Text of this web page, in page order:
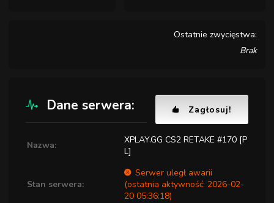
Ostatnie zwycięstwa:
Brak
Dane serwera: Zagłosuj!
Nazwa:
XPLAY.GG CS2 RETAKE #170 [P
L]
Stan serwera:
Serwer uległ awarii
(ostatnia aktywność: 2026-02-
20 05:36:18)